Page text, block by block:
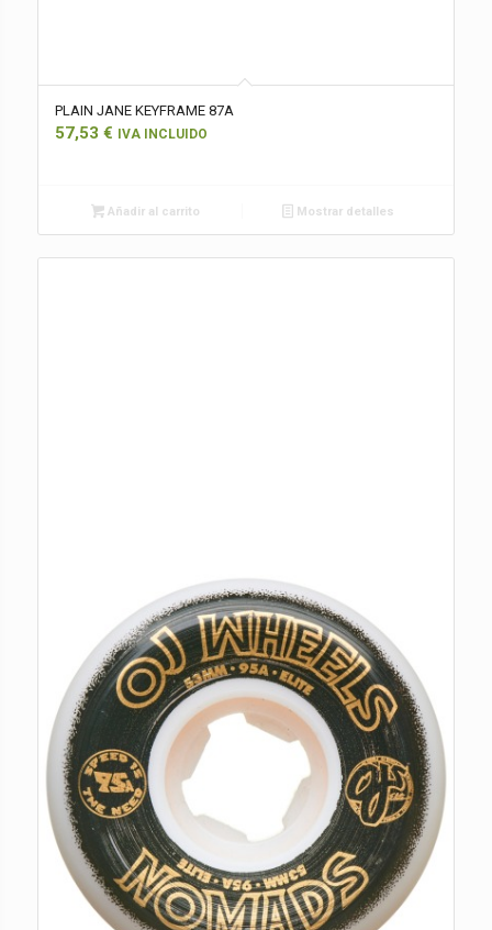
PLAIN JANE KEYFRAME 87A
57,53 € IVA INCLUIDO
Añadir al carrito Mostrar detalles